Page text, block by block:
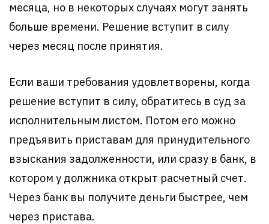
месяца, но в некоторых случаях могут занять
больше времени. Решение вступит в силу
через месяц после принятия.
Если ваши требования удовлетворены, когда
решение вступит в силу, обратитесь в суд за
исполнительным листом. Потом его можно
предъявить приставам для принудительного
взыскания задолженности, или сразу в банк, в
котором у должника открыт расчетный счет.
Через банк вы получите деньги быстрее, чем
через пристава.